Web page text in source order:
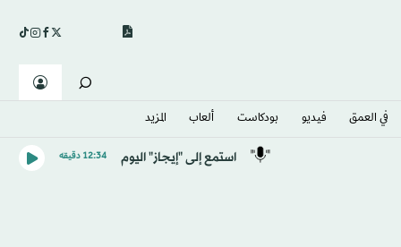
في العمق فيديو بودكاست ألعاب المزيد
استمع إلى "إيجاز" اليوم 12:34 دقيقه